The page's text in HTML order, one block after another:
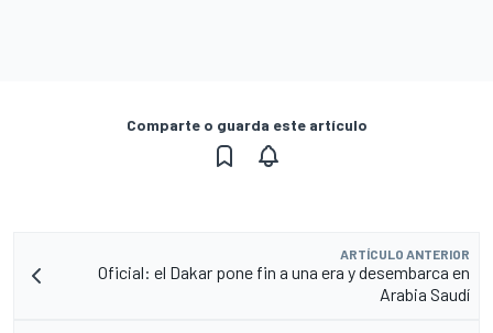
Comparte o guarda este artículo
ARTÍCULO ANTERIOR
Oficial: el Dakar pone fin a una era y desembarca en
Arabia Saudí